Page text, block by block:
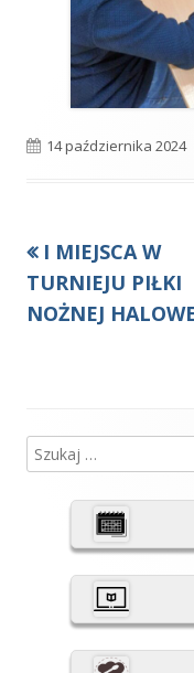
Opublikowano
14 października 2024
Nawigacja
wpisu
Poprzedni
artykół
I MIEJSCA W
TURNIEJU PIŁKI
NOŻNEJ
Główny
panel
boczny
Szukaj: